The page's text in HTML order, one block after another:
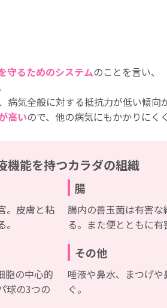
守るためのシステムのことを言い、
気全般に対する抵抗力が低い傾向
高いので、他の病気にもかかりにく
機能を持つカラダの組織
。皮膚と粘
腸
腸内の善玉菌は有害
る。また便とともに有
胞の中心的
球の3つの
その他
唾液や鼻水、まつげ
ぐ。